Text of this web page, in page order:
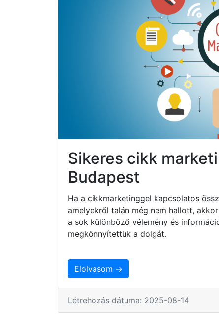
Sikeres cikk
Budapest
Ha a cikkmarketinggel kapcsolatos
amelyekről talán még nem hallott,
a sok különböző vélemény és
megkönnyítettük a dolgát.
Elolvasom →
Létrehozás dátuma: 2025-08-14